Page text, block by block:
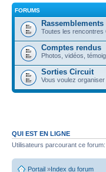
FORUMS
Rassemblements
Toutes les rencontres
Comptes rendus
Photos, vidéos,
Sorties Circuit
Vous voulez
QUI EST EN LIGNE
Utilisateurs parcourant ce
Portail »Index du forum